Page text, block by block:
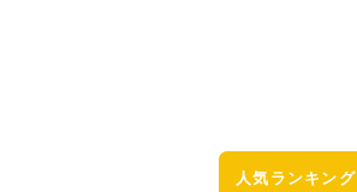
人気ランキング